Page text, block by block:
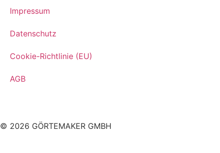
Impressum
Datenschutz
Cookie-Richtlinie (EU)
AGB
© 2026 GÖRTEMAKER GMBH